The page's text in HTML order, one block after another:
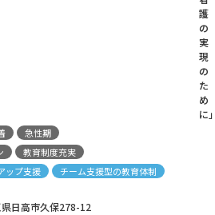
護
の
実
現
の
た
め
に
急性期
教育制度充実
ップ支援
チーム支援型の教育体制
日高市久保278-12